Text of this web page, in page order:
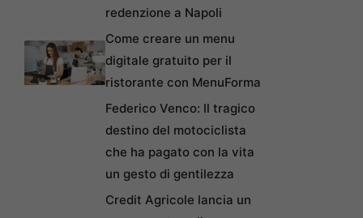
redenzione a Napoli
Come creare un menu
digitale gratuito per il
ristorante con MenuForma
Federico Venco: Il tragico
destino del motociclista
che ha pagato con la vita
un gesto di gentilezza
Credit Agricole lancia un